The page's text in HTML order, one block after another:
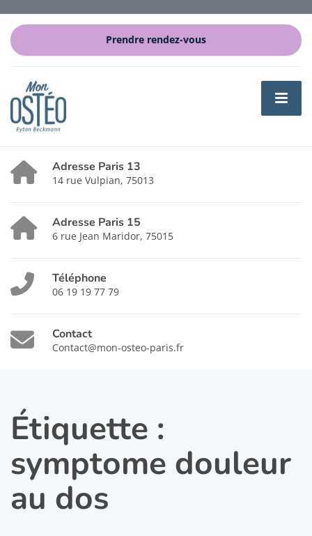
Prendre rendez-vous
Adresse Paris 13
14 rue Vulpian, 75013
Adresse Paris 15
6 rue Jean Maridor, 75015
Téléphone
06 19 19 77 79
Contact
Contact@mon-osteo-paris.fr
Étiquette :
symptome douleur
au dos